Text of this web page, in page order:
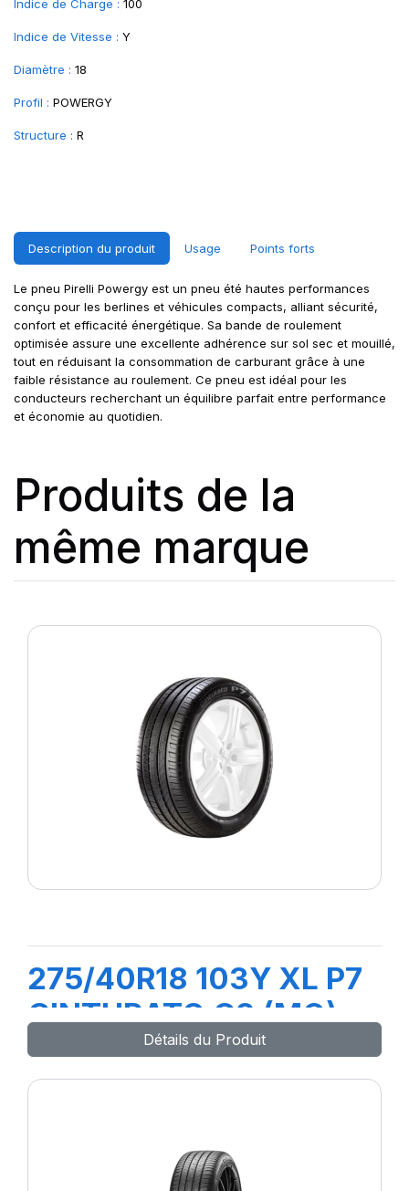
Indice de Charge : 100
Indice de Vitesse : Y
Diamètre : 18
Profil : POWERGY
Structure : R
Description du produit Usage Points forts
Le pneu Pirelli Powergy est un pneu été hautes performances
conçu pour les berlines et véhicules compacts, alliant sécurité,
confort et efficacité énergétique. Sa bande de roulement
optimisée assure une excellente adhérence sur sol sec et mouillé,
tout en réduisant la consommation de carburant grâce à une
faible résistance au roulement. Ce pneu est idéal pour les
conducteurs recherchant un équilibre parfait entre performance
et économie au quotidien.
Produits de la
même marque
275/40R18 103Y XL P7
CINTURATO C2 (MO)
Détails du Produit